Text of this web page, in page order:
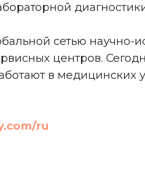
сетью научно-
центров.
в медицинских
ru